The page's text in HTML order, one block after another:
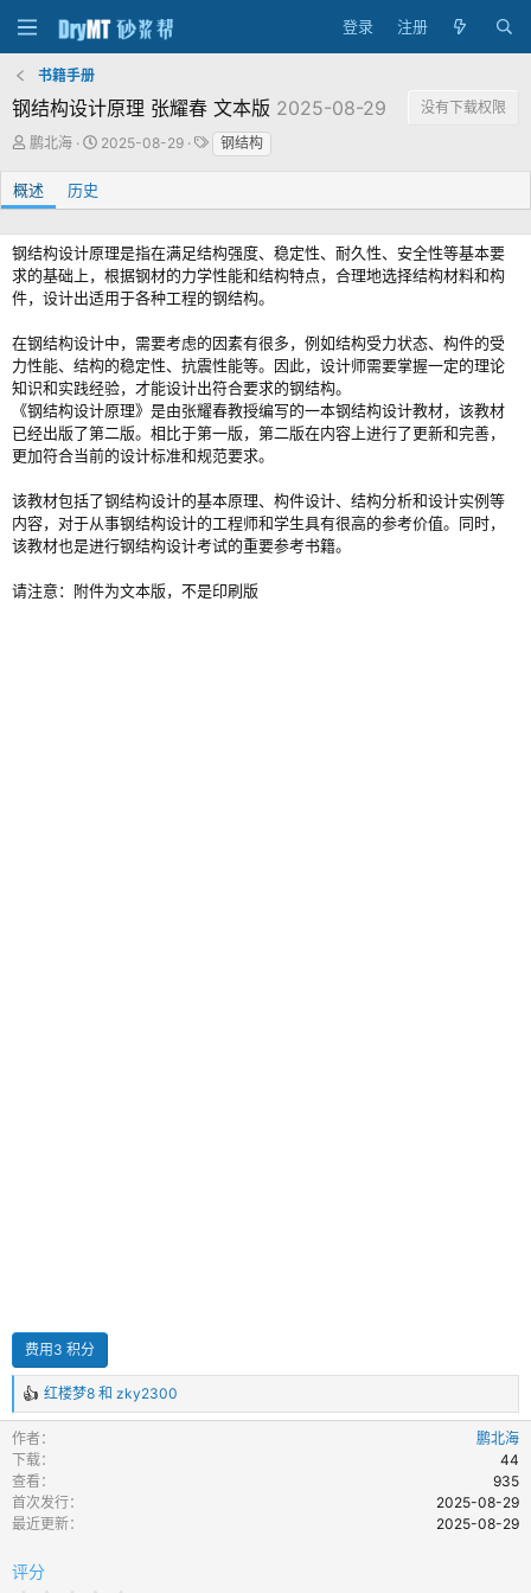
登录 注册
书籍手册
钢结构设计原理 张耀春 文本版 2025-08-29
没有下载权限
作
鹏北海
创
2025-08-29
标
签
钢结构
概述 历史
钢结构设计原理是指在满足结构强度、稳定性、耐久性、安全性等基本要
求的基础上，根据钢材的力学性能和结构特点，合理地选择结构材料和构
件，设计出适用于各种工程的钢结构。
在钢结构设计中，需要考虑的因素有很多，例如结构受力状态、构件的受
力性能、结构的稳定性、抗震性能等。因此，设计师需要掌握一定的理论
知识和实践经验，才能设计出符合要求的钢结构。
《钢结构设计原理》是由张耀春教授编写的一本钢结构设计教材，该教材
已经出版了第二版。相比于第一版，第二版在内容上进行了更新和完善，
更加符合当前的设计标准和规范要求。
该教材包括了钢结构设计的基本原理、构件设计、结构分析和设计实例等
内容，对于从事钢结构设计的工程师和学生具有很高的参考价值。同时，
该教材也是进行钢结构设计考试的重要参考书籍。
请注意：附件为文本版，不是印刷版
反
馈
：
红楼梦8 和 zky2300
作者
鹏北海
下载
44
查看
935
首次发行
2025-08-29
最近更新
2025-08-29
评分